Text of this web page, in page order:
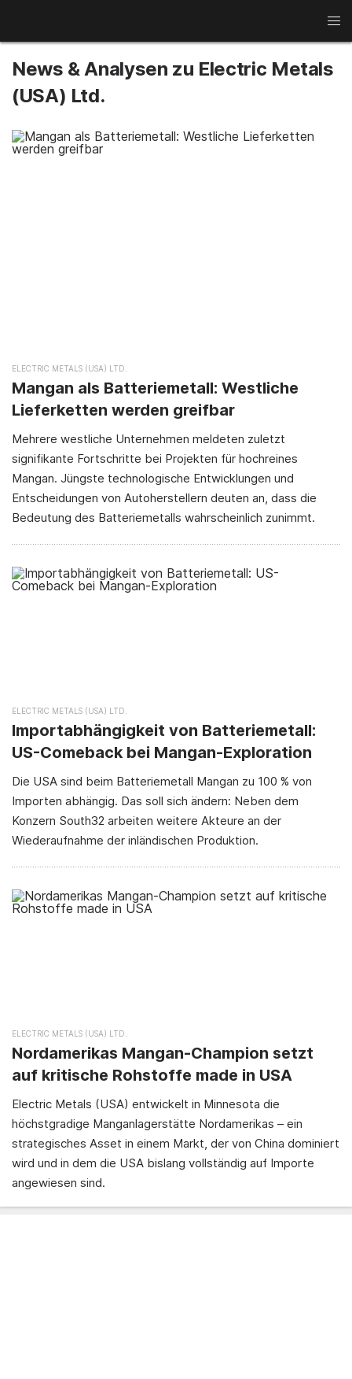
Kupfer
Aluminium
News & Analysen zu Electric Metals
(USA) Ltd.
ELECTRIC METALS (USA) LTD.
Mangan als Batteriemetall: Westliche
Lieferketten werden greifbar
Mehrere westliche Unternehmen meldeten zuletzt
signifikante Fortschritte bei Projekten für hochreines
Mangan. Jüngste technologische Entwicklungen und
Entscheidungen von Autoherstellern deuten an, dass die
Bedeutung des Batteriemetalls wahrscheinlich zunimmt.
ELECTRIC METALS (USA) LTD.
Importabhängigkeit von Batteriemetall:
US-Comeback bei Mangan-Exploration
Die USA sind beim Batteriemetall Mangan zu 100 % von
Importen abhängig. Das soll sich ändern: Neben dem
Konzern South32 arbeiten weitere Akteure an der
Wiederaufnahme der inländischen Produktion.
ELECTRIC METALS (USA) LTD.
Nordamerikas Mangan-Champion setzt
auf kritische Rohstoffe made in USA
Electric Metals (USA) entwickelt in Minnesota die
höchstgradige Manganlagerstätte Nordamerikas – ein
strategisches Asset in einem Markt, der von China dominiert
wird und in dem die USA bislang vollständig auf Importe
angewiesen sind.